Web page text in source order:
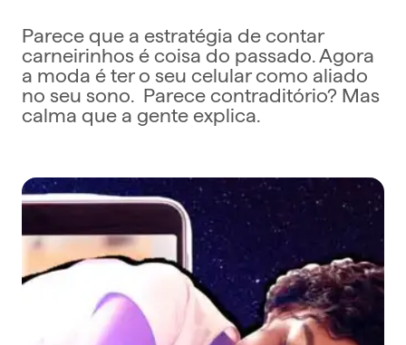
Parece que a estratégia de contar
carneirinhos é coisa do passado. Agora
a moda é ter o seu celular como aliado
no seu sono. Parece contraditório? Mas
calma que a gente explica.